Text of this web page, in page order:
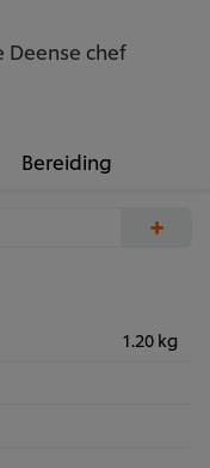
chef
Bereiding
+
1.20 kg